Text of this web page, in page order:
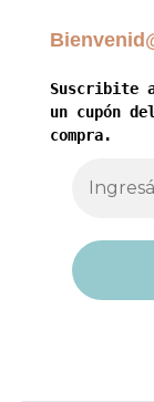
Suscribite
un cupón
compra.